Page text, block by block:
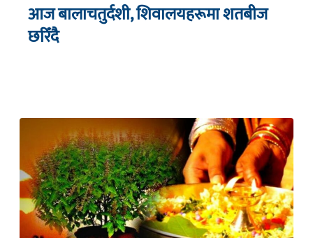
आज बालाचतुर्दशी, शिवालयहरूमा शतबीज
छरिँदै